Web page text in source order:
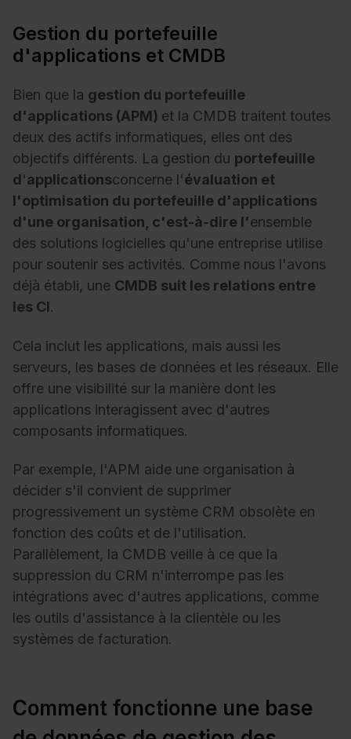
Gestion du portefeuille
d'applications et CMDB
Bien que la gestion du portefeuille
d'applications (APM) et la CMDB traitent toutes
deux des actifs informatiques, elles ont des
objectifs différents. La gestion du portefeuille
d'applicationsconcerne l'évaluation et
l'optimisation du portefeuille d'applications
d'une organisation, c'est-à-dire l'ensemble
des solutions logicielles qu'une entreprise utilise
pour soutenir ses activités. Comme nous l'avons
déjà établi, une CMDB suit les relations entre
les CI.
Cela inclut les applications, mais aussi les
serveurs, les bases de données et les réseaux. Elle
offre une visibilité sur la manière dont les
applications interagissent avec d'autres
composants informatiques.
Par exemple, l'APM aide une organisation à
décider s'il convient de supprimer
progressivement un système CRM obsolète en
fonction des coûts et de l'utilisation.
Parallèlement, la CMDB veille à ce que la
suppression du CRM n'interrompe pas les
intégrations avec d'autres applications, comme
les outils d'assistance à la clientèle ou les
systèmes de facturation.
Comment fonctionne une base